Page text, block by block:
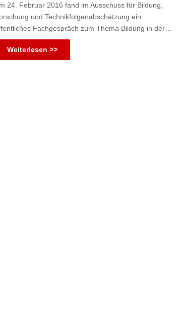
24. Februar 2016 fand im Ausschuss für Bildung,
und Technikfolgenabschätzung ein
Fachgespräch zum Thema Bildung in der…
Weiterlesen >>